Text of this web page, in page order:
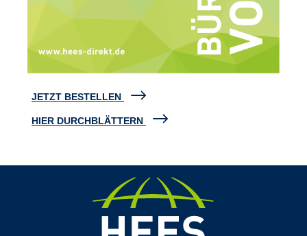
JETZT BESTELLEN
HIER DURCHBLÄTTERN